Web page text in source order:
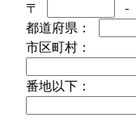
〒
-
都道府県：
市区町村：
番地以下：